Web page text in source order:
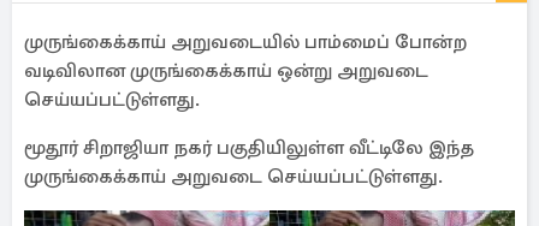
முருங்கைக்காய் அறுவடையில் பாம்மைப் போன்ற
வடிவிலான முருங்கைக்காய் ஒன்று அறுவடை
செய்யப்பட்டுள்ளது.
மூதூர் சிறாஜியா நகர் பகுதியிலுள்ள வீட்டிலே இந்த
முருங்கைக்காய் அறுவடை செய்யப்பட்டுள்ளது.